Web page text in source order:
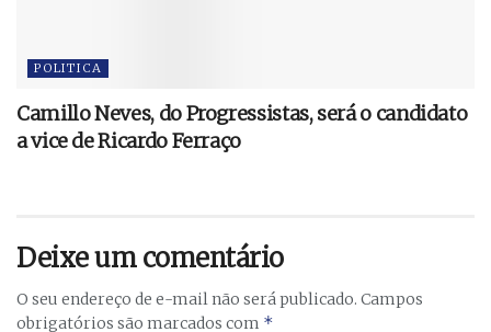
POLITICA
Camillo Neves, do Progressistas, será o candidato
a vice de Ricardo Ferraço
Deixe um comentário
O seu endereço de e-mail não será publicado. Campos
obrigatórios são marcados com *